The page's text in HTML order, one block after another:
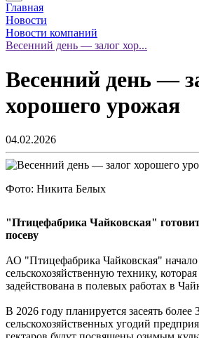
Главная
Новости
Новости компаний
Весенний день — залог хор...
Весенний день —
хорошего урожая
04.02.2026
Фото: Никита Белых
"Птицефабрика Чайковская"
посеву
АО "Птицефабрика Чайковская" начало
сельскохозяйственную технику,
задействована в полевых работах в
В 2026 году планируется засеять более
сельскохозяйственных угодий